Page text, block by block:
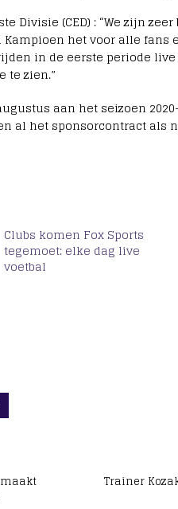
Divisie (CED) : “We zijn
Kampioen het voor alle
in de eerste periode
te zien.”
aan het seizoen
al het sponsorcontract als
Clubs komen Fox Sports
tegemoet: elke dag live
voetbal
Trainer